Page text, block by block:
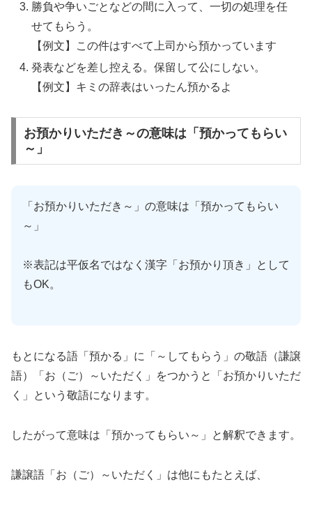
勝負や争いごとなどの間に入って、一切の処理を任
せてもらう。
【例文】この件はすべて上司から預かっています
発表などを差し控える。保留して公にしない。
【例文】キミの辞表はいったん預かるよ
お預かりいただき～の意味は「預かってもらい
～」
「お預かりいただき～」の意味は「預かってもらい
～」
※表記は平仮名ではなく漢字「お預かり頂き」として
もOK。
もとになる語「預かる」に「～してもらう」の敬語（謙譲
語）「お（ご）～いただく」をつかうと「お預かりいただ
く」という敬語になります。
したがって意味は「預かってもらい～」と解釈できます。
謙譲語「お（ご）～いただく」は他にもたとえば、